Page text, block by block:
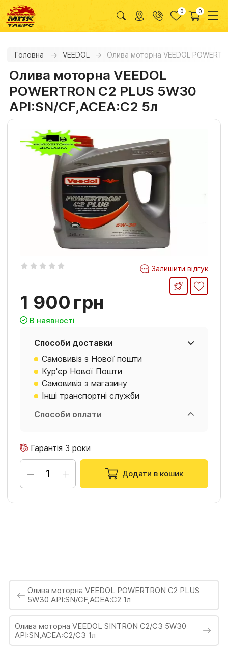
0 0
Головна VEEDOL Олива моторна VEEDOL
Олива моторна VEEDOL
POWERTRON С2 PLUS 5W30
API:SN/CF,ACEA:C2 5л
Залишити відгук
1 900 грн
В наявності
Способи доставки
Самовивіз з Нової пошти
Кур'єр Нової Пошти
Самовивіз з магазину
Інші транспортні служби
Способи оплати
Гарантія 3 роки
− + Додати в кошик
Олива моторна VEEDOL POWERTRON С2 PLUS
5W30 API:SN/CF,ACEA:C2 1л
Олива моторна VEEDOL SINTRON C2/C3 5W30
API:SN,ACEA:C2/C3 1л